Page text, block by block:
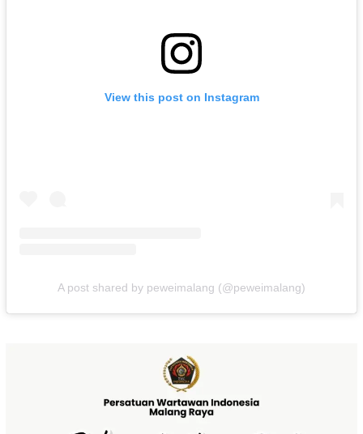
View this post on Instagram
A post shared by peweimalang (@peweimalang)